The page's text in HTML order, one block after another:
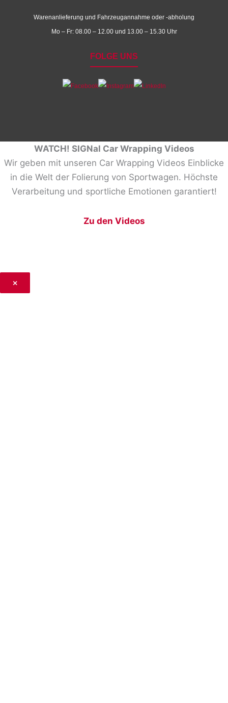
Warenanlieferung und Fahrzeugannahme oder -abholung
Mo – Fr: 08.00 – 12.00 und 13.00 – 15.30 Uhr
FOLGE UNS
WATCH! SIGNal Car Wrapping Videos
Wir geben mit unseren Car Wrapping Videos Einblicke
in die Welt der Folierung von Sportwagen. Höchste
Verarbeitung und sportliche Emotionen garantiert!
Zu den Videos
×